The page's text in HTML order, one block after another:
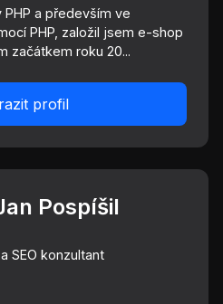
a především ve
PHP, založil jsem e-shop
začátkem roku 20...
profil
Pospíšil
SEO konzultant